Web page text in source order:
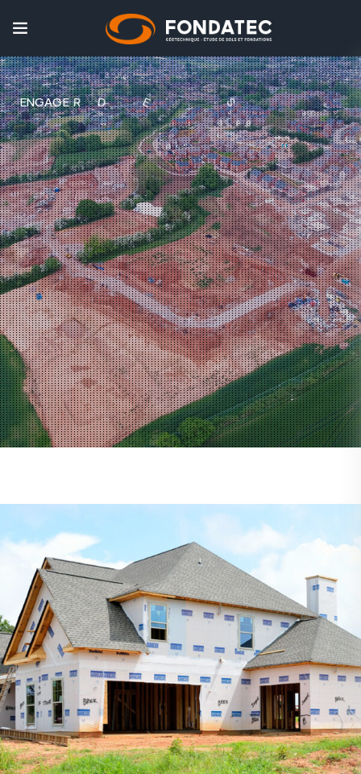
Maîtrisez la base
de vos projets
ENGAGERDESMOYENSTECHNIQU E S
A D A PTÉS